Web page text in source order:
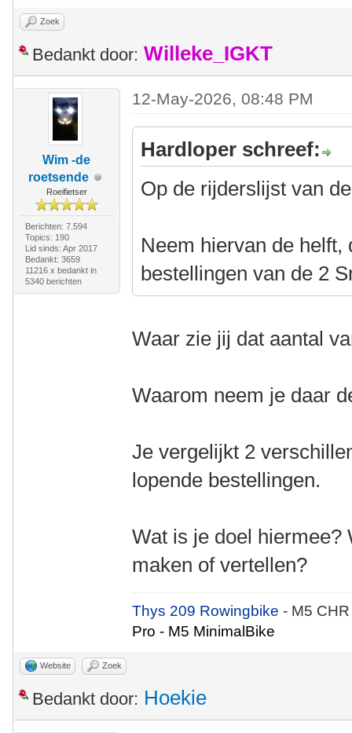
Zoek
Bedankt door: Willeke_IGKT
Wim -de
roetsende
Roeifietser
Berichten: 7.594
Topics: 190
Lid sinds: Apr 2017
Bedankt: 3659
11216 x bedankt in
5340 berichten
12-May-2026, 08:48 PM
Hardloper schreef:
Op de rijderslijst van
Neem hiervan de helft,
bestellingen van de 2
Waar zie jij dat aantal
Waarom neem je daar
Je vergelijkt 2
lopende bestellingen.
Wat is je doel hiermee?
maken of vertellen?
Thys 209 Rowingbike- M5
Pro - M5 MinimalBike
Website Zoek
Bedankt door: Hoekie